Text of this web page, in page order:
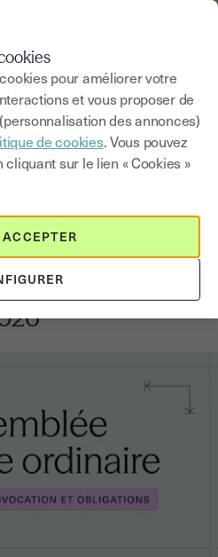
Saisissez un terme
ordinaire
convocation
pour améliorer votre
et vous proposer de
des annonces)
de cookies. Vous pouvez
sur le lien « Cookies »